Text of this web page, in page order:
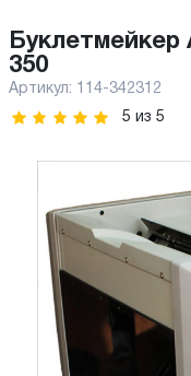
Буклетмейкер Ausjetech BMP
350
Артикул: 114-342312
5 из 5